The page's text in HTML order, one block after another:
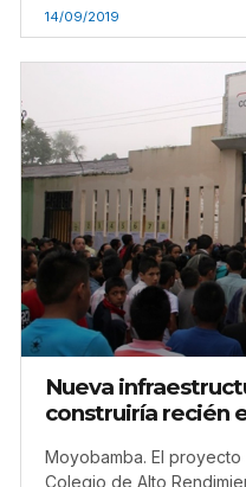
14/09/2019
Nueva
construiría recién
Moyobamba. El
Colegio de Alto